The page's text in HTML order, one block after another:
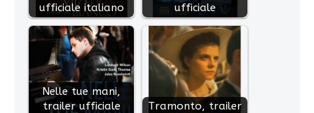
ufficiale italiano
ufficiale
Nelle tue mani,
trailer ufficiale
Tramonto, trailer